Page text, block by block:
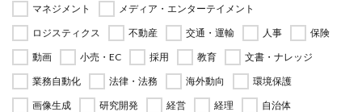
マネジメント
メディア・エンターテイメント
ロジスティクス
不動産 交通・運輸 人事
保険
動画
小売・EC 採用 教育
文書・ナレッジ
業務自動化
法律・法務 海外動向
環境保護
画像生成
研究開発 経営 経理
自治体